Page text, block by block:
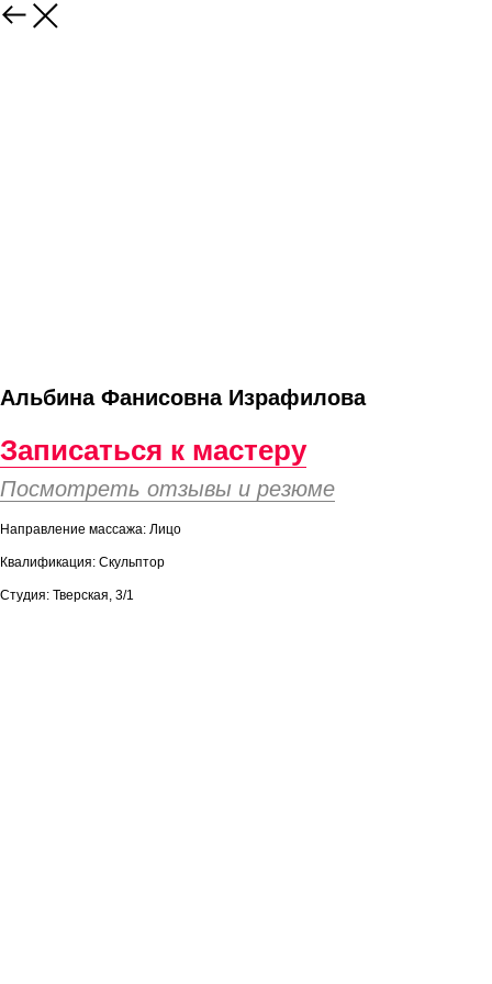
Альбина Фанисовна Израфилова
Записаться к мастеру
Посмотреть отзывы и резюме
Направление массажа: Лицо
Квалификация: Скульптор
Студия: Тверская, 3/1